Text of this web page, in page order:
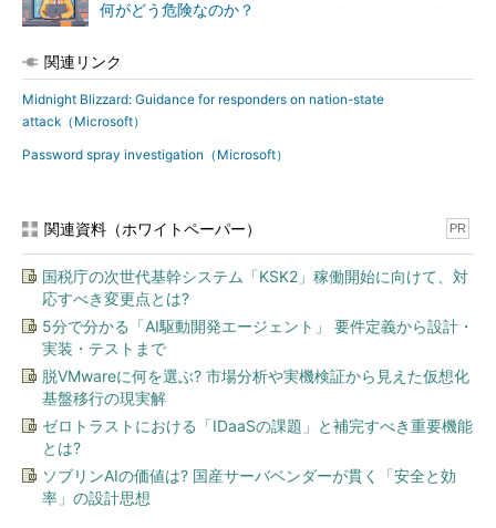
何がどう危険なのか？
関連リンク
Midnight Blizzard: Guidance for responders on nation-state
attack（Microsoft）
Password spray investigation（Microsoft）
関連資料（ホワイトペーパー） PR
国税庁の次世代基幹システム「KSK2」稼働開始に向けて、対
応すべき変更点とは?
5分で分かる「AI駆動開発エージェント」 要件定義から設計・
実装・テストまで
脱VMwareに何を選ぶ? 市場分析や実機検証から見えた仮想化
基盤移行の現実解
ゼロトラストにおける「IDaaSの課題」と補完すべき重要機能
とは?
ソブリンAIの価値は? 国産サーバベンダーが貫く「安全と効
率」の設計思想